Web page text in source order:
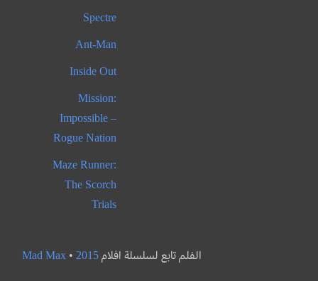
Spectre
Ant-Man
Inside Out
Mission:
Impossible –
Rogue Nation
Maze Runner:
The Scorch
Trials
الفلم تابع لسلسلة افلام2015
•
Mad Max